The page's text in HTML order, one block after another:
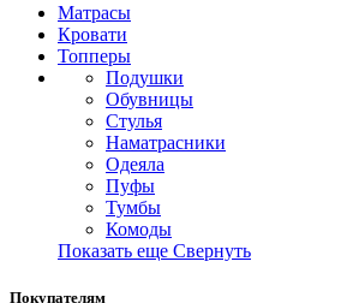
Матрасы
Кровати
Топперы
Подушки
Обувницы
Стулья
Наматрасники
Одеяла
Пуфы
Тумбы
Комоды
Показать еще Свернуть
Покупателям